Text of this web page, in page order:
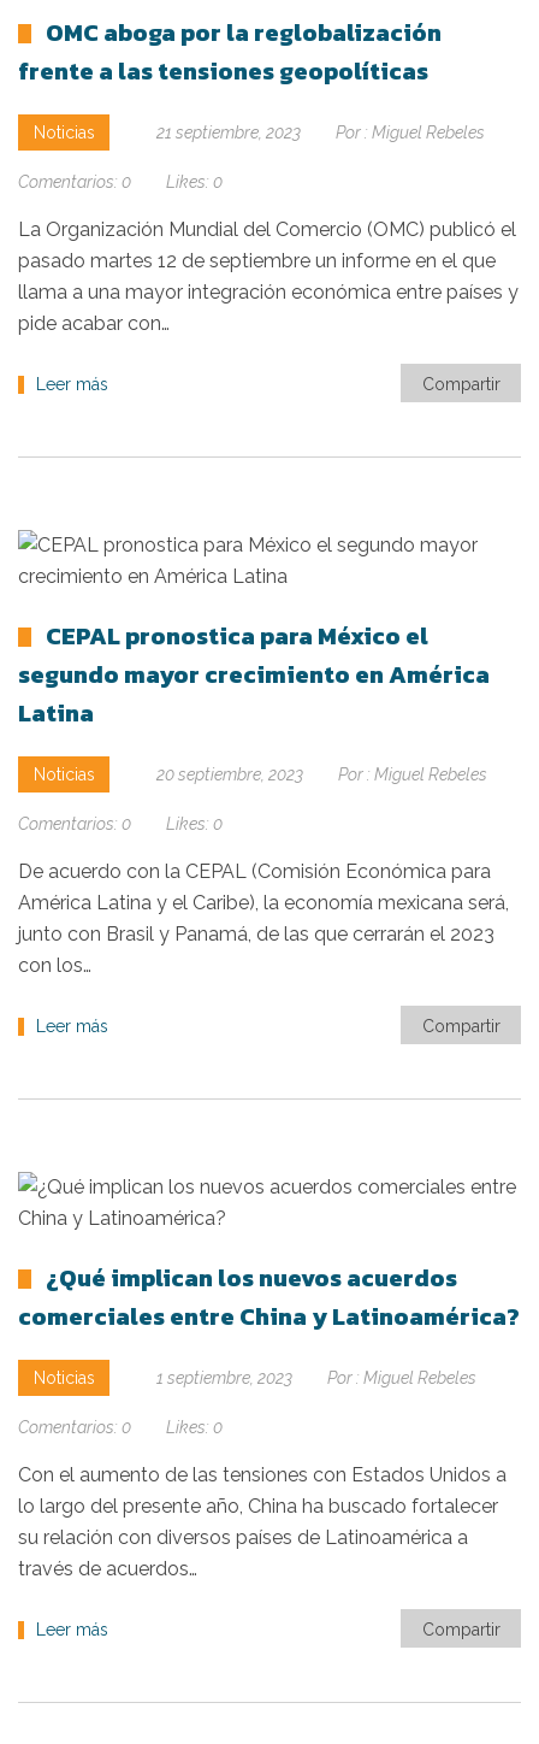
OMC aboga por la reglobalización
frente a las tensiones geopolíticas
Noticias 21 septiembre, 2023 Por : Miguel Rebeles
Comentarios: 0 Likes: 0
La Organización Mundial del Comercio (OMC) publicó el
pasado martes 12 de septiembre un informe en el que
llama a una mayor integración económica entre países y
pide acabar con…
Leer más Compartir
CEPAL pronostica para México el
segundo mayor crecimiento en América
Latina
Noticias 20 septiembre, 2023 Por : Miguel Rebeles
Comentarios: 0 Likes: 0
De acuerdo con la CEPAL (Comisión Económica para
América Latina y el Caribe), la economía mexicana será,
junto con Brasil y Panamá, de las que cerrarán el 2023
con los…
Leer más Compartir
¿Qué implican los nuevos acuerdos
comerciales entre China y Latinoamérica?
Noticias 1 septiembre, 2023 Por : Miguel Rebeles
Comentarios: 0 Likes: 0
Con el aumento de las tensiones con Estados Unidos a
lo largo del presente año, China ha buscado fortalecer
su relación con diversos países de Latinoamérica a
través de acuerdos…
Leer más Compartir